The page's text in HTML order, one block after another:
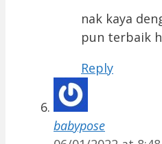
nak kaya
pun terbaik
Reply
babypose